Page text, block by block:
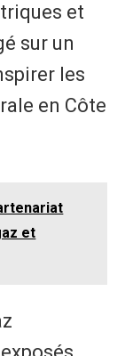
et
sur un
les
en Côte
et